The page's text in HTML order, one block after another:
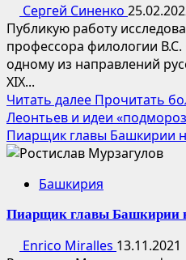
Сергей Синенко
Публикую работу
профессора филологии
одному из направлений
XIX...
Читать далее Прочитать
Леонтьев и идеи
Пиарщик главы Башкирии
Башкирия
Пиарщик главы Башкирии
Enrico Miralles 13.11.2021